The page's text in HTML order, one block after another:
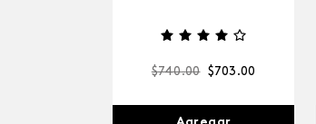
$740.00 $703 .00